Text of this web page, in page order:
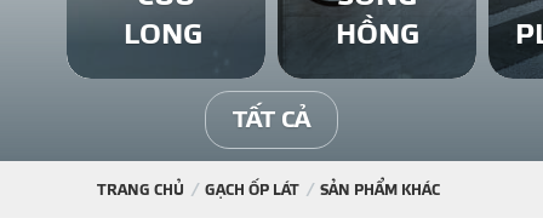
NGÓI LỢP
LONG
HỒNG
TẤT CẢ
TRANG CHỦ GẠCH ỐP LÁT SẢN PHẨM KHÁC